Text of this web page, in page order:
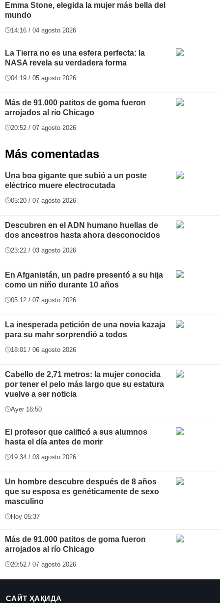
Emma Stone, elegida la mujer más bella del
mundo
14:16 / 04 agosto 2026
La Tierra no es una esfera perfecta: la
NASA revela su verdadera forma
04:19 / 05 agosto 2026
Más de 91.000 patitos de goma fueron
arrojados al río Chicago
20:52 / 07 agosto 2026
Más comentadas
Una boa gigante que subió a un poste
eléctrico muere electrocutada
05:20 / 07 agosto 2026
Descubren en el ADN humano huellas de
dos ancestros hasta ahora desconocidos
23:22 / 03 agosto 2026
En Afganistán, un padre presentó a su hija
como un niño durante 10 años
05:12 / 07 agosto 2026
La inesperada petición de una novia kazaja
para su mahr sorprendió a todos
18:01 / 06 agosto 2026
Cabello de 2,71 metros: la mujer conocida
por tener el pelo más largo que su estatura
vuelve a ser noticia
Ayer 16:50
El profesor que calificó a sus alumnos
hasta el día antes de morir
19:34 / 03 agosto 2026
Un hombre descubre después de 8 años
que su esposa es genéticamente de sexo
masculino
Hoy 05:37
Más de 91.000 patitos de goma fueron
arrojados al río Chicago
20:52 / 07 agosto 2026
САЙТ ҲАҚИДА